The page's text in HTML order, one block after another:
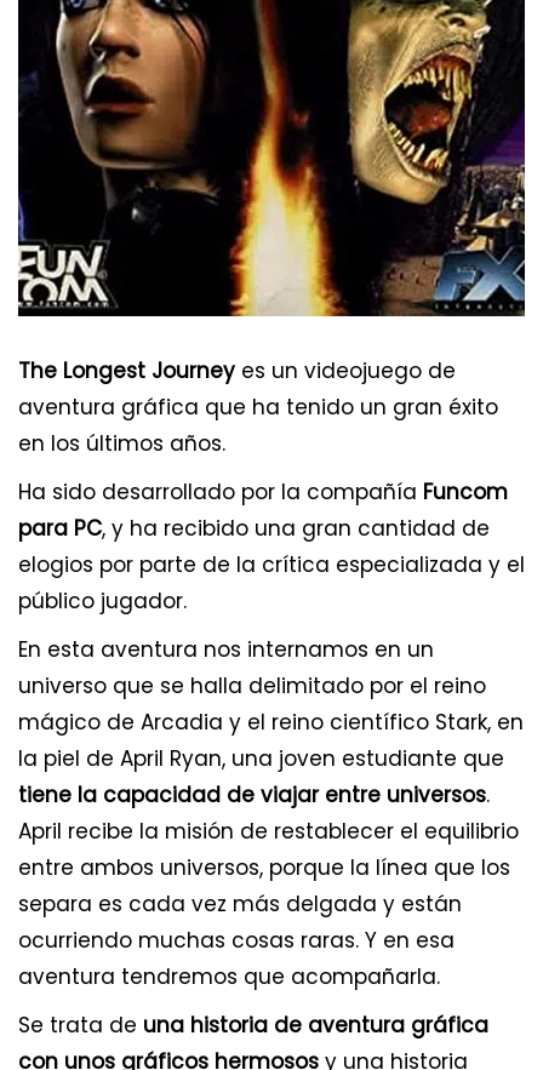
The Longest Journey es un videojuego de
aventura gráfica que ha tenido un gran éxito
en los últimos años.
Ha sido desarrollado por la compañía Funcom
para PC, y ha recibido una gran cantidad de
elogios por parte de la crítica especializada y el
público jugador.
En esta aventura nos internamos en un
universo que se halla delimitado por el reino
mágico de Arcadia y el reino científico Stark, en
la piel de April Ryan, una joven estudiante que
tiene la capacidad de viajar entre universos.
April recibe la misión de restablecer el equilibrio
entre ambos universos, porque la línea que los
separa es cada vez más delgada y están
ocurriendo muchas cosas raras. Y en esa
aventura tendremos que acompañarla.
Se trata de una historia de aventura gráfica
con unos gráficos hermosos y una historia